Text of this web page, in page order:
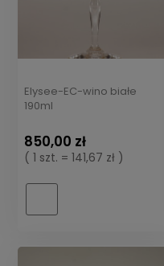
Elysee-EC-wino białe
190ml
850,00 zł
( 1 szt. = 141,67 zł )